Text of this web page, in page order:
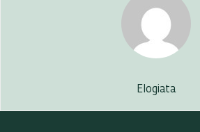
Elogiata